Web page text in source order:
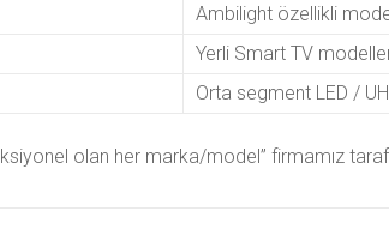
Ambilight özellikli
Yerli Smart TV
Orta segment LED /
olan her marka/model” firmamız